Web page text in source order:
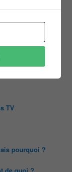
TV
pourquoi ?